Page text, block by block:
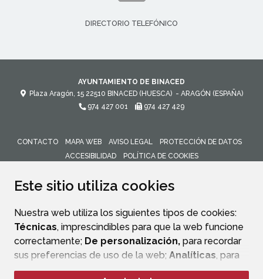
Este sitio utiliza cookies
Nuestra web utiliza los siguientes tipos de cookies:
Técnicas, imprescindibles para que la web funcione
correctamente; De personalización, para recordar
sus preferencias de uso de la web; Analíticas, para
mejorar el funcionamiento de la web y sus servicios.
DIRECTORIO TELEFÓNICO
AYUNTAMIENTO DE BINACED
Plaza Aragón, 15 22510 BINACED (HUESCA) - ARAGÓN (ESPAÑA)
974 427 001
974 427 429
CONTACTO MAPA WEB AVISO LEGAL
PROTECCIÓN DE DATOS
ACCESIBILIDAD
POLÍTICA DE COOKIES